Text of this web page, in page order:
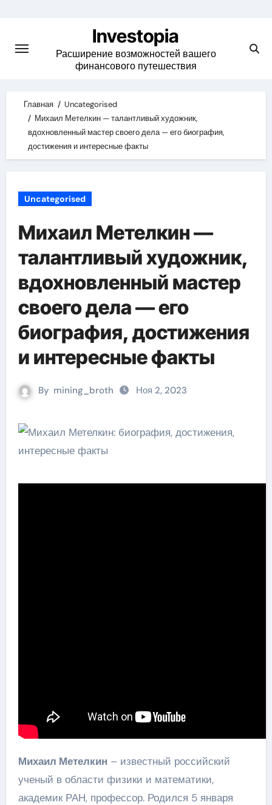
content
Investopia
Расширение возможностей вашего
финансового путешествия
Главная
Uncategorised
Михаил Метелкин — талантливый художник,
вдохновленный мастер своего дела — его биография,
достижения и интересные факты
Uncategorised
Михаил Метелкин —
талантливый художник,
вдохновленный мастер
своего дела — его
биография, достижения
и интересные факты
By mining_broth Ноя 2, 2023
Михаил Метелкин – известный российский
ученый в области физики и математики,
академик РАН, профессор. Родился 5 января